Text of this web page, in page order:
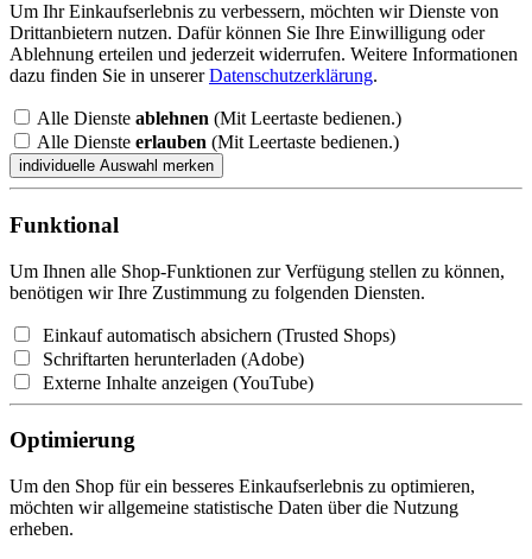
Um Ihr Einkaufserlebnis zu verbessern, möchten wir Dienste von
Drittanbietern nutzen. Dafür können Sie Ihre Einwilligung oder
Ablehnung erteilen und jederzeit widerrufen. Weitere Informationen
dazu finden Sie in unsererDatenschutzerklärung.
Alle Dienste ablehnen (Mit Leertaste bedienen.)
Alle Dienste erlauben (Mit Leertaste bedienen.)
Funktional
Um Ihnen alle Shop-Funktionen zur Verfügung stellen zu können,
benötigen wir Ihre Zustimmung zu folgenden Diensten.
Einkauf automatisch absichern (Trusted Shops)
Schriftarten herunterladen (Adobe)
Externe Inhalte anzeigen (YouTube)
Optimierung
Um den Shop für ein besseres Einkaufserlebnis zu optimieren,
möchten wir allgemeine statistische Daten über die Nutzung
erheben.